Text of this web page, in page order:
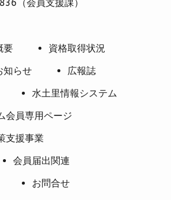
（会員支援課）
要
資格取得状況
知らせ
広報誌
水土里情報システム
会員専用ページ
支援事業
会員届出関連
お問合せ